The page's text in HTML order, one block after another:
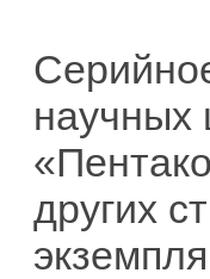
научных
других